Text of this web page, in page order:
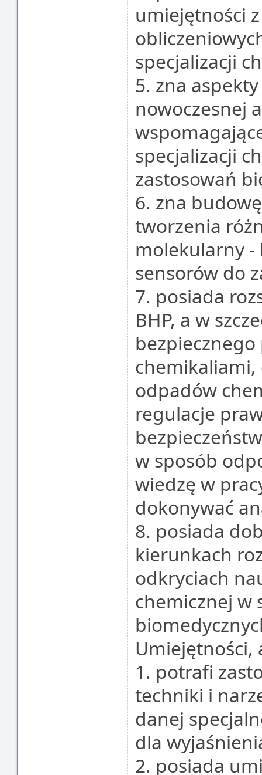
umiejętności
specjalizacji
5. zna
nowoczesnej
specjalizacji
zastosowań
6. zna
tworzenia
molekularny -
sensorów do
7. posiada
BHP, a w
chemikaliami,
odpadów
regulacje
w sposób
wiedzę w
dokonywać
8. posiada
kierunkach
odkryciach
chemicznej w
1. potrafi
techniki i
danej
dla
2. posiada